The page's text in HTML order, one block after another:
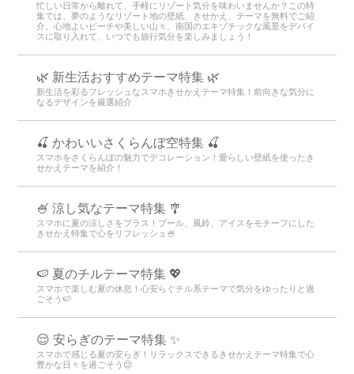
忙しい日常から離れて、手軽にリゾート気分を味わいませんか？この特
集では、夢のようなリゾート地の壁紙、きせかえ、テーマを無料でご紹
介。心地よいビーチや美しい山々、南国のエキゾチックな風景をデバイ
スに取り入れて、いつでも旅行気分を楽しみましょう！
🌿 新生活おすすめテーマ特集 🌿
新生活を彩るフレッシュなスマホきせかえテーマ特集！前向きな気分に
なるデザインを厳選紹介
🍒 かわいいさくらんぼ空特集 🍒
スマホをさくらんぼの魅力でデコレーション！愛らしい壁紙を使ったき
せかえテーマを紹介！
🍧 涼し気なテーマ特集 🎐
スマホに夏の涼しさをプラス！プール、風鈴、アイスをモチーフにした
きせかえ特集で心をリフレッシュ🍧
🍉 夏のチルテーマ特集 💖
スマホで楽しむ夏の休息！心安らぐチル系テーマで気分をゆったりと過
ごそう🍉
😌 安らぎのテーマ特集 ✨
スマホで感じる夏の安らぎ！リラックスできるきせかえテーマ特集で心
豊かな日々を過ごそう😌